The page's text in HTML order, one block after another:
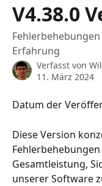
V4.38.0
Erfahrung
Verfasst von
11. März 2024
Datum der
Diese Version
Gesamtleistung,
unserer Software